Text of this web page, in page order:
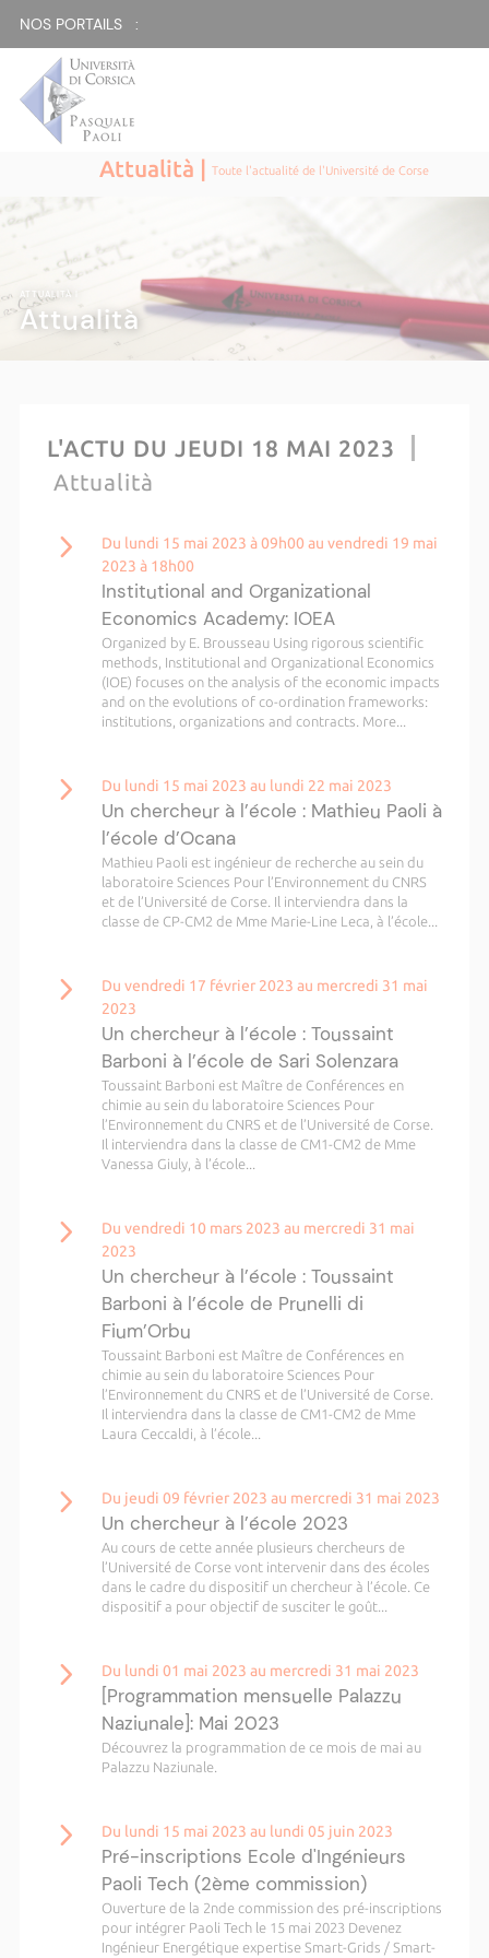
NOS PORTAILS :
Attualità |Toute l'actualité de l'Université de Corse
ATTUALITÀ |
Attualità
L'ACTU DU JEUDI 18 MAI 2023
Attualità
Du lundi 15 mai 2023 à 09h00 au vendredi 19 mai
2023 à 18h00
Institutional and Organizational
Economics Academy: IOEA
Organized by E. Brousseau Using rigorous scientific
methods, Institutional and Organizational Economics
(IOE) focuses on the analysis of the economic impacts
and on the evolutions of co-ordination frameworks:
institutions, organizations and contracts. More...
Du lundi 15 mai 2023 au lundi 22 mai 2023
Un chercheur à l’école : Mathieu Paoli à
l’école d’Ocana
Mathieu Paoli est ingénieur de recherche au sein du
laboratoire Sciences Pour l’Environnement du CNRS
et de l’Université de Corse. Il interviendra dans la
classe de CP-CM2 de Mme Marie-Line Leca, à l’école...
Du vendredi 17 février 2023 au mercredi 31 mai
2023
Un chercheur à l’école : Toussaint
Barboni à l’école de Sari Solenzara
Toussaint Barboni est Maître de Conférences en
chimie au sein du laboratoire Sciences Pour
l’Environnement du CNRS et de l’Université de Corse.
Il interviendra dans la classe de CM1-CM2 de Mme
Vanessa Giuly, à l’école...
Du vendredi 10 mars 2023 au mercredi 31 mai
2023
Un chercheur à l’école : Toussaint
Barboni à l’école de Prunelli di
Fium’Orbu
Toussaint Barboni est Maître de Conférences en
chimie au sein du laboratoire Sciences Pour
l’Environnement du CNRS et de l’Université de Corse.
Il interviendra dans la classe de CM1-CM2 de Mme
Laura Ceccaldi, à l’école...
Du jeudi 09 février 2023 au mercredi 31 mai 2023
Un chercheur à l’école 2023
Au cours de cette année plusieurs chercheurs de
l’Université de Corse vont intervenir dans des écoles
dans le cadre du dispositif un chercheur à l’école. Ce
dispositif a pour objectif de susciter le goût...
Du lundi 01 mai 2023 au mercredi 31 mai 2023
[Programmation mensuelle Palazzu
Naziunale]: Mai 2023
Découvrez la programmation de ce mois de mai au
Palazzu Naziunale.
Du lundi 15 mai 2023 au lundi 05 juin 2023
Pré-inscriptions Ecole d'Ingénieurs
Paoli Tech (2ème commission)
Ouverture de la 2nde commission des pré-inscriptions
pour intégrer Paoli Tech le 15 mai 2023 Devenez
Ingénieur Energétique expertise Smart-Grids / Smart-